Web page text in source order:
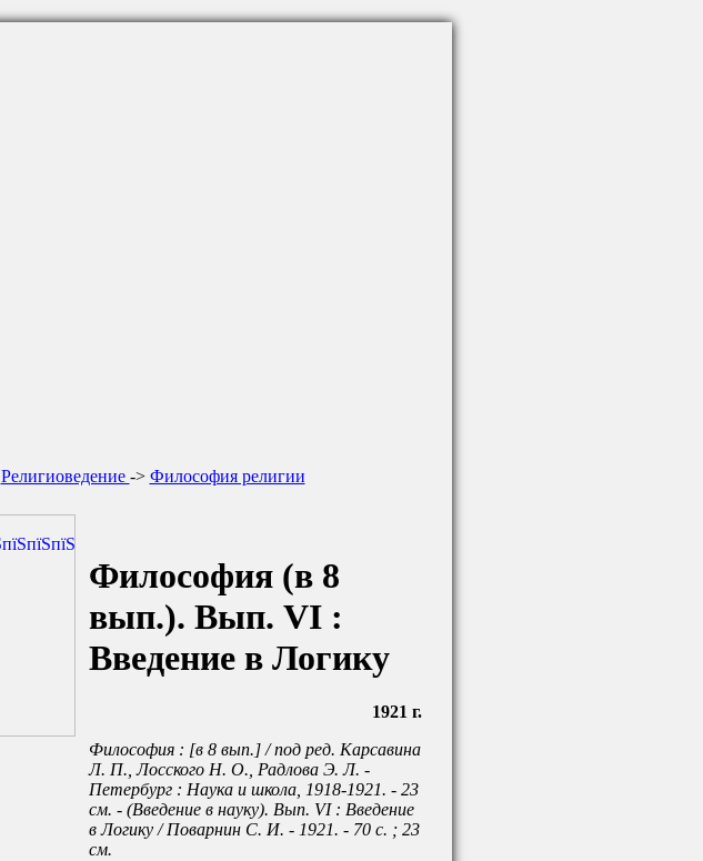
Религиоведение -> Философия религии
Философия (в 8
вып.). Вып. VI :
Введение в Логику
1921 г.
Философия : [в 8 вып.] / под ред. Карсавина
Л. П., Лосского Н. О., Радлова Э. Л. -
Петербург : Наука и школа, 1918-1921. - 23
см. - (Введение в науку). Вып. VI : Введение
в Логику / Поварнин С. И. - 1921. - 70 с. ; 23
см.